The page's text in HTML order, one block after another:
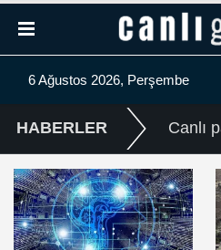
6 Ağustos 2026, Perşembe
HABERLER Canlı